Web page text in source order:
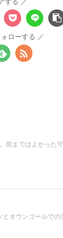
ローする
前まではよかった
オウンゴールでの